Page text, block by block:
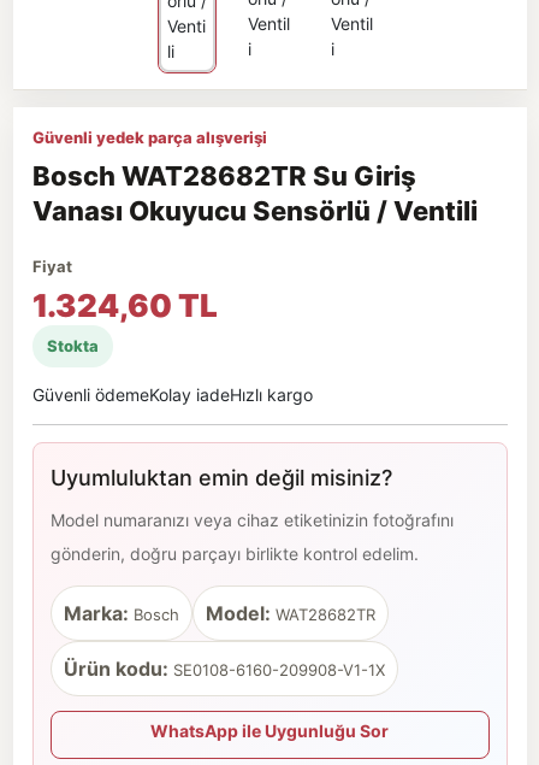
Güvenli yedek parça alışverişi
Bosch WAT28682TR Su Giriş
Vanası Okuyucu Sensörlü / Ventili
Fiyat
1.324,60 TL
Stokta
Güvenli ödemeKolay iadeHızlı kargo
Uyumluluktan emin değil misiniz?
Model numaranızı veya cihaz etiketinizin fotoğrafını
gönderin, doğru parçayı birlikte kontrol edelim.
Marka: Bosch Model: WAT28682TR
Ürün kodu: SE0108-6160-209908-V1-1X
WhatsApp ile Uygunluğu Sor